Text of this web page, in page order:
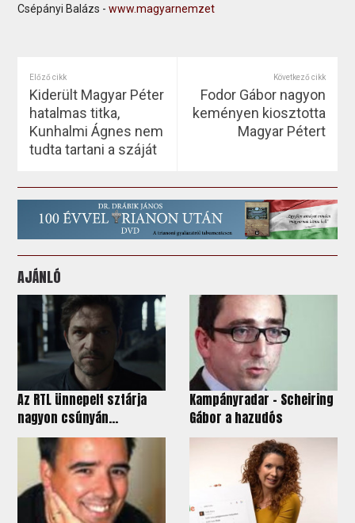
Csépányi Balázs -www.magyarnemzet
Előző cikk
Kiderült Magyar Péter
hatalmas titka,
Kunhalmi Ágnes nem
tudta tartani a száját
Következő cikk
Fodor Gábor nagyon
keményen kiosztotta
Magyar Pétert
AJÁNLÓ
Az RTL ünnepelt sztárja
nagyon csúnyán...
Kampányradar – Scheiring
Gábor a hazudós